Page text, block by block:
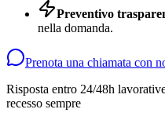
Preventivo
nella domanda.
Prenota una chiamata con
Risposta entro 24/48h
recesso sempre